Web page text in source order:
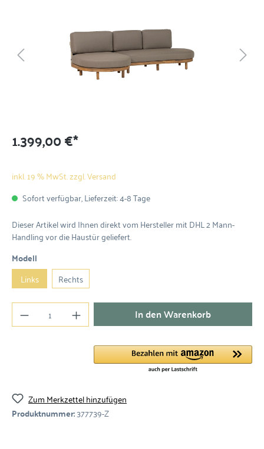
1.399,00 €*
inkl. 19 % MwSt. zzgl. Versand
Sofort verfügbar, Lieferzeit: 4-8 Tage
Dieser Artikel wird Ihnen direkt vom Hersteller mit DHL 2 Mann-
Handling vor die Haustür geliefert.
Modell
Links Rechts
In den Warenkorb
Zum Merkzettel hinzufügen
Produktnummer:377739-Z